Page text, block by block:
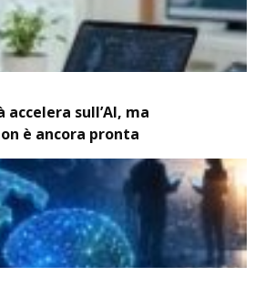
sull’AI, ma
è ancora pronta